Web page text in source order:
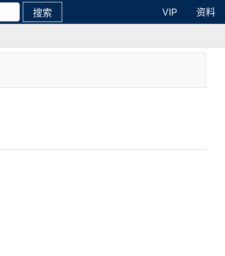
搜索 VIP
资料